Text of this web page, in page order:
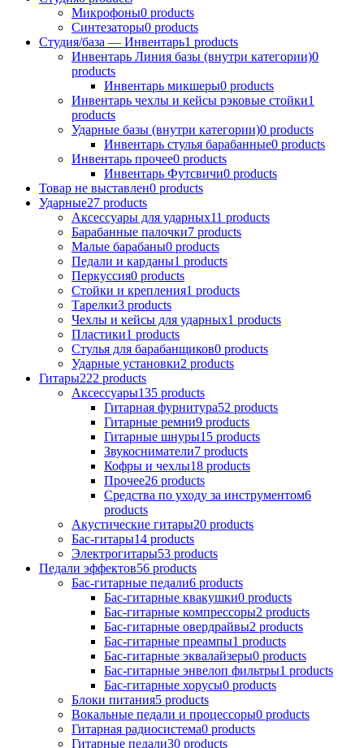
Микрофоны0 products
Синтезаторы0 products
Студия/база — Инвентарь1 products
Инвентарь Линия базы (внутри категории)0
products
Инвентарь микшеры0 products
Инвентарь чехлы и кейсы рэковые стойки1
products
Ударные базы (внутри категории)0 products
Инвентарь стулья барабанные0 products
Инвентарь прочее0 products
Инвентарь Футсвичи0 products
Товар не выставлен0 products
Ударные27 products
Аксессуары для ударных11 products
Барабанные палочки7 products
Малые барабаны0 products
Педали и карданы1 products
Перкуссия0 products
Стойки и крепления1 products
Тарелки3 products
Чехлы и кейсы для ударных1 products
Пластики1 products
Стулья для барабанщиков0 products
Ударные установки2 products
Гитары222 products
Аксессуары135 products
Гитарная фурнитура52 products
Гитарные ремни9 products
Гитарные шнуры15 products
Звукосниматели7 products
Кофры и чехлы18 products
Прочее26 products
Средства по уходу за инструментом6
products
Акустические гитары20 products
Бас-гитары14 products
Электрогитары53 products
Педали эффектов56 products
Бас-гитарные педали6 products
Бас-гитарные квакушки0 products
Бас-гитарные компрессоры2 products
Бас-гитарные овердрайвы2 products
Бас-гитарные преампы1 products
Бас-гитарные эквалайзеры0 products
Бас-гитарные энвелоп фильтры1 products
Бас-гитарные хорусы0 products
Блоки питания5 products
Вокальные педали и процессоры0 products
Гитарная радиосистема0 products
Гитарные педали30 products